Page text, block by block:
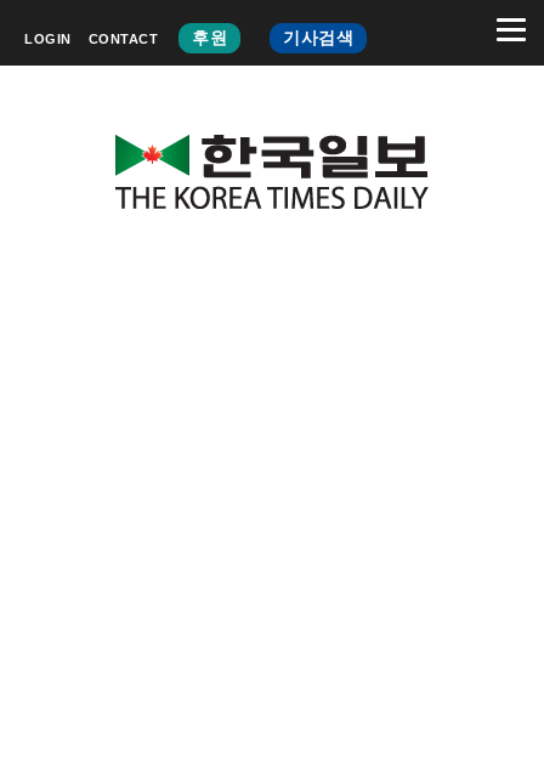
LOGIN CONTACT 후원 기사검색